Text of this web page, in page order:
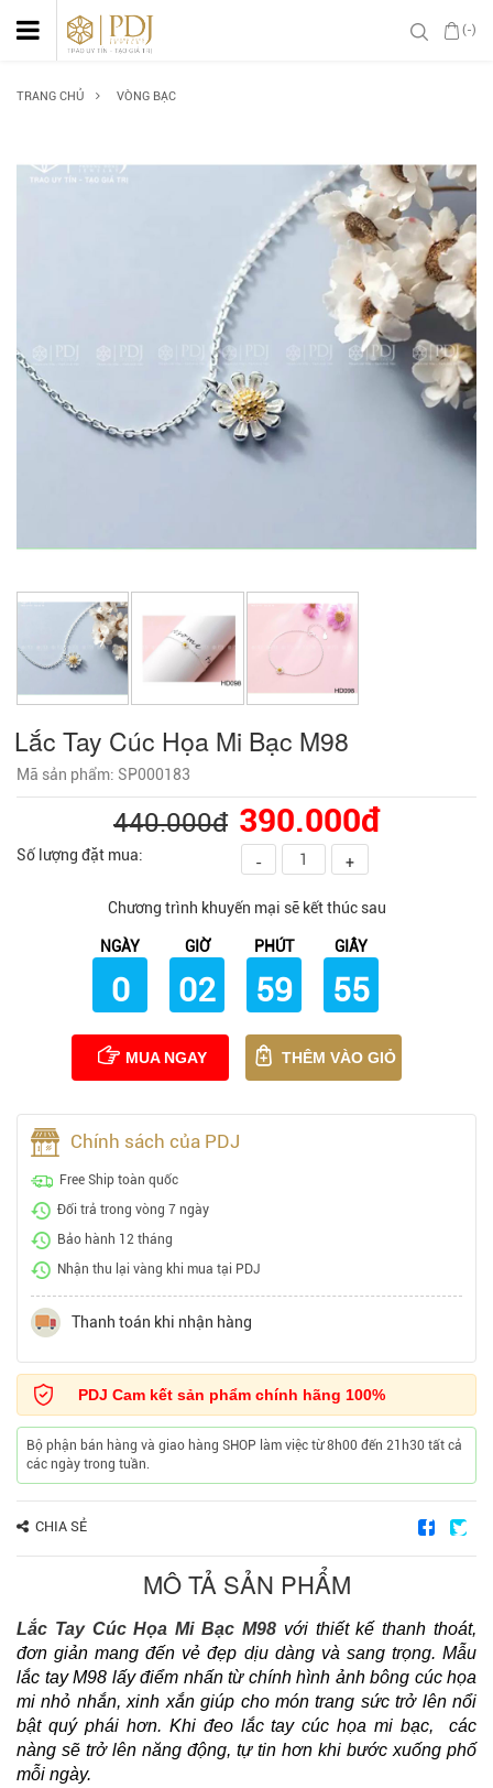
(-)
TRANG CHỦ VÒNG BẠC
Lắc Tay Cúc Họa Mi Bạc M98
Mã sản phẩm: SP000183
440.000đ 390.000đ
Số lượng đặt mua: - +
Chương trình khuyến mại sẽ kết thúc sau
NGÀY
0
GIỜ
02
PHÚT
59
GIÂY
54
MUA NGAY THÊM VÀO GIỎ
Chính sách của PDJ
Free Ship toàn quốc
Đổi trả trong vòng 7 ngày
Bảo hành 12 tháng
Nhận thu lại vàng khi mua tại PDJ
Thanh toán khi nhận hàng
PDJ Cam kết sản phẩm chính hãng 100%
Bộ phận bán hàng và giao hàng SHOP làm việc từ 8h00 đến 21h30 tất cả
các ngày trong tuần.
CHIA SẺ
MÔ TẢ SẢN PHẨM
Lắc Tay CúcHọa Mi Bạc M98 với thiết kế thanh thoát,
đơn giản mang đến vẻ đẹp dịu dàng và sang trọng. Mẫu
lắc tay M98 lấy điểm nhấn từ chính hình ảnh bông cúc họa
mi nhỏ nhắn, xinh xắn giúp cho món trang sức trở lên nổi
bật quý phái hơn. Khi đeo lắc tay cúc họa mi bạc, các
nàng sẽ trở lên năng động, tự tin hơn khi bước xuống phố
mỗi ngày.